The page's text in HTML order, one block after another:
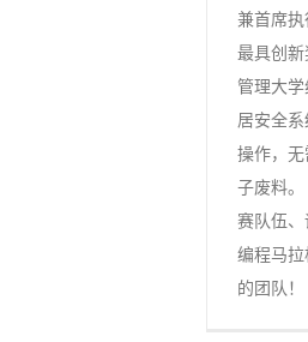
兼首席
最具创
管理大
居安全
操作，
子废料
赛队伍
编程马
的团队！